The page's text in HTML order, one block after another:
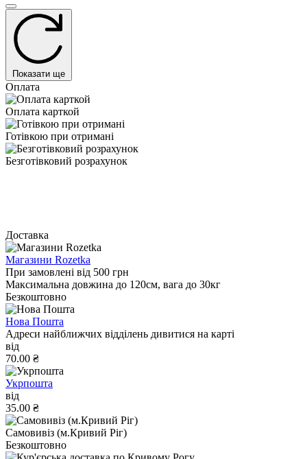
Показати ще
Оплата
Оплата карткой
Готівкою при отримані
Безготівковий розрахунок
Доставка
Магазини Rozetka
При замовлені від 500 грн
Максимальна довжина до 120см, вага до 30кг
Безкоштовно
Нова Пошта
Адреси найближчих відділень дивитися на карті
від
70.00 ₴
Укрпошта
від
35.00 ₴
Самовивіз (м.Кривий Ріг)
Безкоштовно